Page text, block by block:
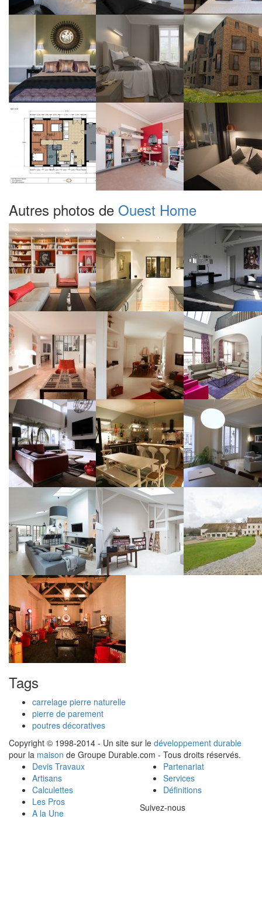
Autres photos de Ouest Home
Tags
carrelage pierre naturelle
pierre de parement
poutres décoratives
Copyright © 1998-2014 - Un site sur le développement durable
pour la maison de Groupe Durable.com - Tous droits réservés.
Devis Travaux
Artisans
Calculettes
Les Pros
A la Une
Partenariat
Services
Définitions
Suivez-nous